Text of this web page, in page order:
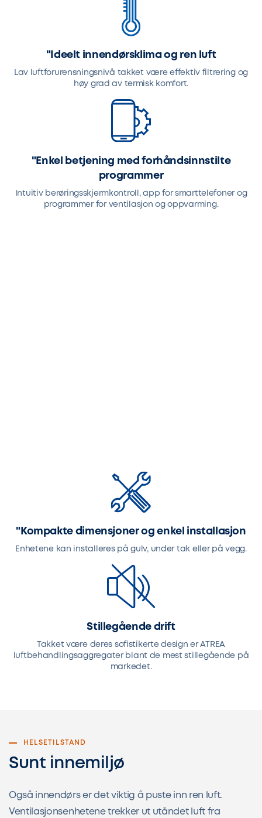
"Ideelt innendørsklima og ren luft
Lav luftforurensningsnivå takket være effektiv filtrering og
høy grad av termisk komfort.
"Enkel betjening med forhåndsinnstilte
programmer
Intuitiv berøringsskjermkontroll, app for smarttelefoner og
programmer for ventilasjon og oppvarming.
"Kompakte dimensjoner og enkel installasjon
Enhetene kan installeres på gulv, under tak eller på vegg.
Stillegående drift
Takket være deres sofistikerte design er ATREA
luftbehandlingsaggregater blant de mest stillegående på
markedet.
HELSETILSTAND
Sunt innemiljø
Også innendørs er det viktig å puste inn ren luft.
Ventilasjonsenhetene trekker ut utåndet luft fra